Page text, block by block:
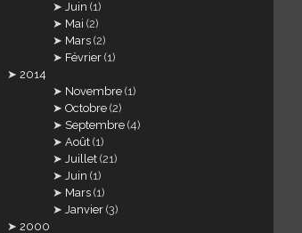
Juin (1)
Mai (2)
Mars (2)
Février (1)
2014
Novembre (1)
Octobre (2)
Septembre (4)
Août (1)
Juillet (21)
Juin (1)
Mars (1)
Janvier (3)
2000